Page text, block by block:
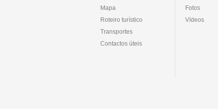
Mapa
Roteiro turístico
Transportes
Contactos úteis
Fotos
Vídeos